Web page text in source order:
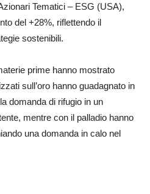
Tematici – ESG (USA),
del +28%, riflettendo il
sostenibili.
prime hanno mostrato
sull’oro hanno guadagnato in
domanda di rifugio in un
mentre con il palladio hanno
una domanda in calo nel